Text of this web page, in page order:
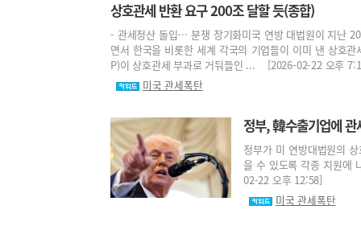
상호관세 반환 요구 200조 달할 듯(종합)
- 관세정산 돌입… 분쟁 장기화미국 연방 대법원이 지난
면서 한국을 비롯한 세계 각국의 기업들이 이미 낸 상호
P)이 상호관세 부과로 거둬들인 ... [2026-02-22 오후
미국 관세폭탄
정부, 韓수출기업에
정부가 미 연방대법원의
을 수 있도록 각종 지원에
02-22 오후 12:58]
미국 관세폭탄